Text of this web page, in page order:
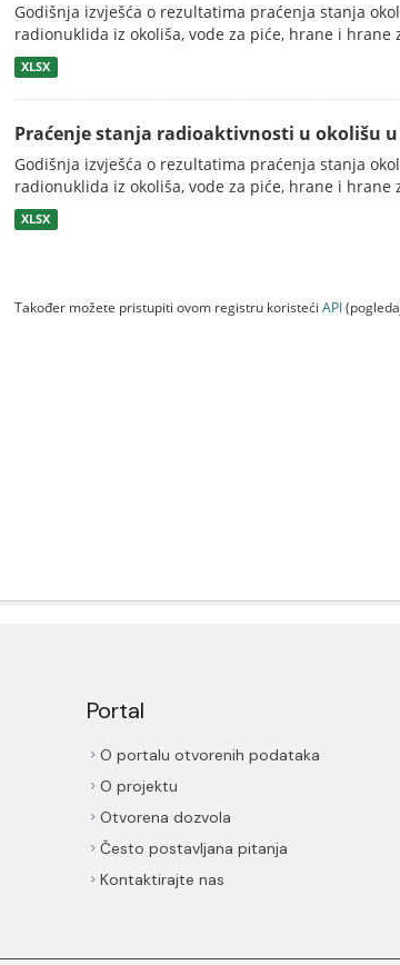
Godišnja izvješća o rezultatima praćenja stanja
radionuklida iz okoliša, vode za piće, hrane i hrane
XLSX
Praćenje stanja radioaktivnosti u okolišu
Godišnja izvješća o rezultatima praćenja stanja
radionuklida iz okoliša, vode za piće, hrane i hrane
XLSX
Također možete pristupiti ovom registru koristeći API